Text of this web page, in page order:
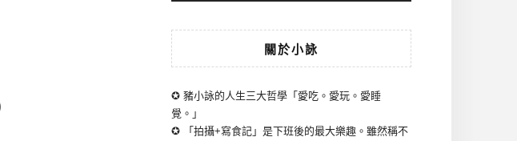
關於小詠
✪ 豬小詠的人生三大哲學「愛吃。愛玩。愛睡
覺。」
✪ 「拍攝+寫食記」是下班後的最大樂趣。雖然稱不